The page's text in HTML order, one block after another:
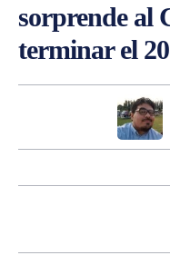
sorprende al
terminar el